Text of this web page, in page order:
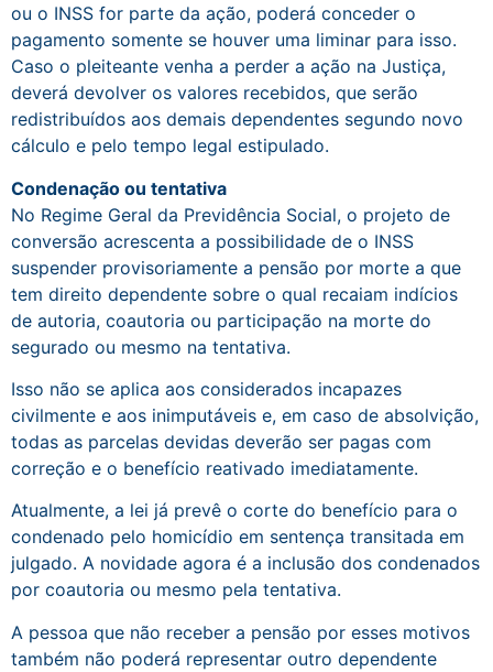
ou o INSS for parte da ação, poderá conceder o
pagamento somente se houver uma liminar para isso.
Caso o pleiteante venha a perder a ação na Justiça,
deverá devolver os valores recebidos, que serão
redistribuídos aos demais dependentes segundo novo
cálculo e pelo tempo legal estipulado.
Condenação ou tentativa
No Regime Geral da Previdência Social, o projeto de
conversão acrescenta a possibilidade de o INSS
suspender provisoriamente a pensão por morte a que
tem direito dependente sobre o qual recaiam indícios
de autoria, coautoria ou participação na morte do
segurado ou mesmo na tentativa.
Isso não se aplica aos considerados incapazes
civilmente e aos inimputáveis e, em caso de absolvição,
todas as parcelas devidas deverão ser pagas com
correção e o benefício reativado imediatamente.
Atualmente, a lei já prevê o corte do benefício para o
condenado pelo homicídio em sentença transitada em
julgado. A novidade agora é a inclusão dos condenados
por coautoria ou mesmo pela tentativa.
A pessoa que não receber a pensão por esses motivos
também não poderá representar outro dependente